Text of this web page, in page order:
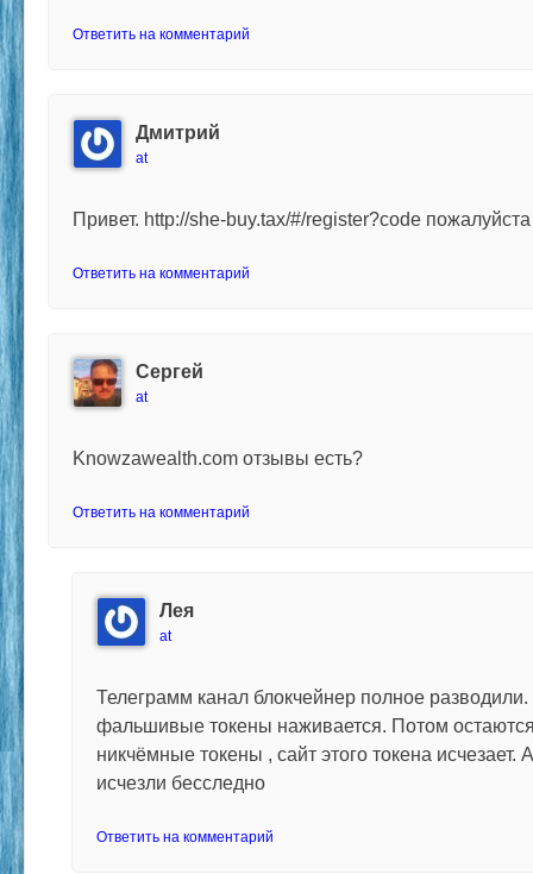
Ответить на комментарий
Дмитрий
at
Привет. http://she-buy.tax/#/register?code
Ответить на комментарий
Сергей
at
Knowzawealth.com отзывы есть?
Ответить на комментарий
Лея
at
Телеграмм канал блокчейнер полное разводили.
фальшивые токены наживается. Потом
никчёмные токены , сайт этого токена
исчезли бесследно
Ответить на комментарий